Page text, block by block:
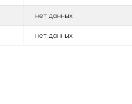
нет данных
нет данных